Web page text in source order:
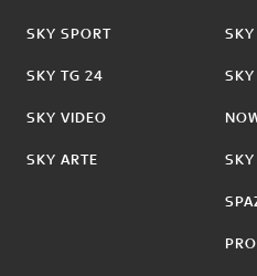
SKY SPORT
SKY TG 24
SKY VIDEO
SKY ARTE SKY